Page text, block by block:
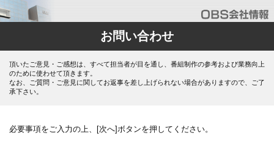
お問い合わせ
頂いたご意見・ご感想は、すべて担当者が目を通し、番組制作の参考および業務向上
のために使わせて頂きます。
なお、ご質問・ご意見に関してお返事を差し上げられない場合がありますので、ご了
承下さい。
必要事項をご入力の上、[次へ]ボタンを押してください。